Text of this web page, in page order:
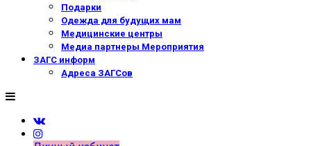
Подарки
Одежда для будущих мам
Медицинские центры
Медиа партнеры Мероприятия
ЗАГС информ
Адреса ЗАГСов